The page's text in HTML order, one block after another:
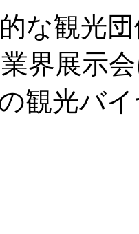
な観光
界展示
観光バ